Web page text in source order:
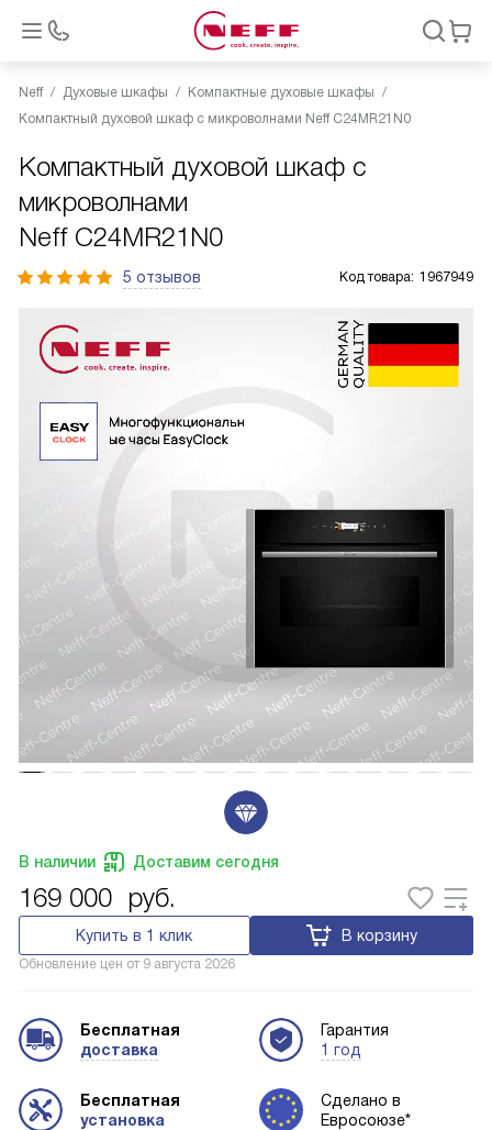
Neff Духовые шкафы
Компактные духовые шкафы
Компактный духовой шкаф с микроволнами Neff C24MR21N0
Компактный духовой шкаф с
микроволнами
Neff C24MR21N0
5 отзывов Код товара: 1967949
В наличии Доставим сегодня
169 000 руб.
Купить в 1 клик В корзину
Обновление цен от 9 августа 2026
Бесплатная
доставка
Бесплатная
установка
Гарантия
1 год
Сделано в
Евросоюзе*